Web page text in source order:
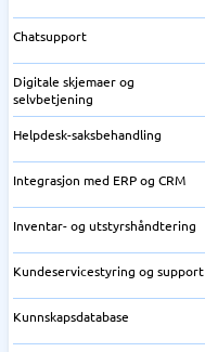
Chatsupport
Digitale skjemaer og
selvbetjening
Helpdesk-saksbehandling
Integrasjon med ERP og CRM
Inventar- og utstyrshåndtering
Kundeservicestyring og support
Kunnskapsdatabase